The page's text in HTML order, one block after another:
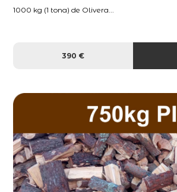
1000 kg (1 tona) de Olivera...
390 €